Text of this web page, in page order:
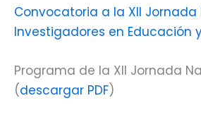
Convocatoria a la XII
Investigadores en Educación
Programa de la XII Jornada
(descargar PDF)